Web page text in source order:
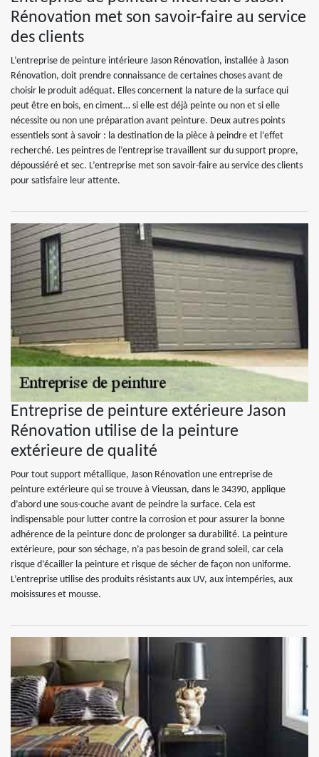
Rénovation met son savoir-faire au service
des clients
L’entreprise de peinture intérieure Jason Rénovation, installée à Jason
Rénovation, doit prendre connaissance de certaines choses avant de
choisir le produit adéquat. Elles concernent la nature de la surface qui
peut être en bois, en ciment… si elle est déjà peinte ou non et si elle
nécessite ou non une préparation avant peinture. Deux autres points
essentiels sont à savoir : la destination de la pièce à peindre et l’effet
recherché. Les peintres de l’entreprise travaillent sur du support propre,
dépoussiéré et sec. L’entreprise met son savoir-faire au service des clients
pour satisfaire leur attente.
Entreprise de peinture extérieure Jason
Rénovation utilise de la peinture
extérieure de qualité
Pour tout support métallique, Jason Rénovation une entreprise de
peinture extérieure qui se trouve à Vieussan, dans le 34390, applique
d’abord une sous-couche avant de peindre la surface. Cela est
indispensable pour lutter contre la corrosion et pour assurer la bonne
adhérence de la peinture donc de prolonger sa durabilité. La peinture
extérieure, pour son séchage, n’a pas besoin de grand soleil, car cela
risque d’écailler la peinture et risque de sécher de façon non uniforme.
L’entreprise utilise des produits résistants aux UV, aux intempéries, aux
moisissures et mousse.